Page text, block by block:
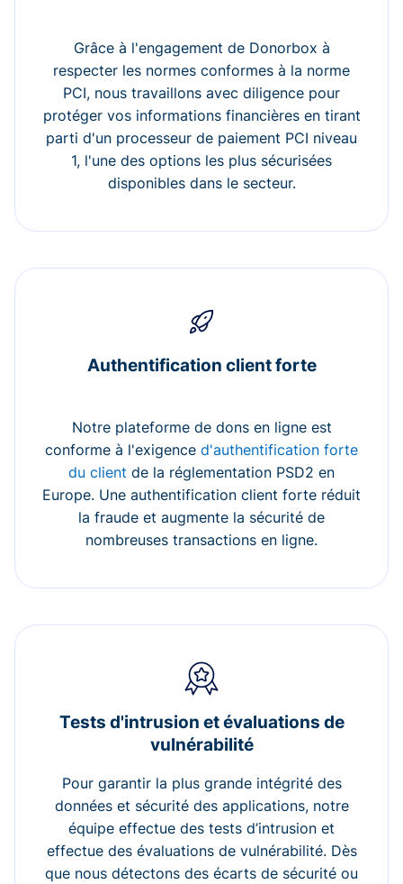
Grâce à l'engagement de Donorbox à
respecter les normes conformes à la norme
PCI, nous travaillons avec diligence pour
protéger vos informations financières en tirant
parti d'un processeur de paiement PCI niveau
1, l'une des options les plus sécurisées
disponibles dans le secteur.
Authentification client forte
Notre plateforme de dons en ligne est
conforme à l'exigence d'authentification forte
du client de la réglementation PSD2 en
Europe. Une authentification client forte réduit
la fraude et augmente la sécurité de
nombreuses transactions en ligne.
Tests d'intrusion et évaluations de
vulnérabilité
Pour garantir la plus grande intégrité des
données et sécurité des applications, notre
équipe effectue des tests d’intrusion et
effectue des évaluations de vulnérabilité. Dès
que nous détectons des écarts de sécurité ou